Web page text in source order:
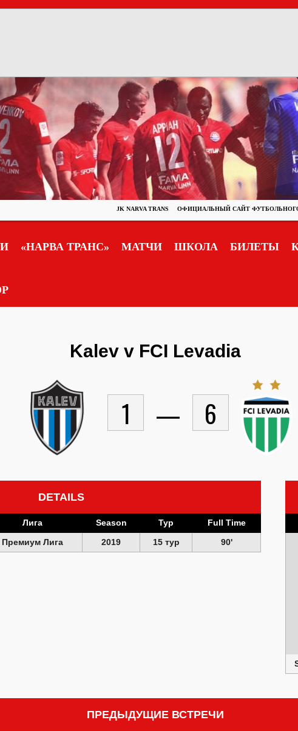
JK NARVA TRANS ОФИЦИАЛЬНЫЙ САЙТ
«НАРВА ТРАНС» МАТЧИ ШКОЛА БИЛЕТЫ
Kalev v FCI Levadia
1 — 6
DETAILS
Лига Season Тур
Full Time
Премиум Лига 2019 15 тур 90'
ПРЕДЫДУЩИЕ ВСТРЕЧИ